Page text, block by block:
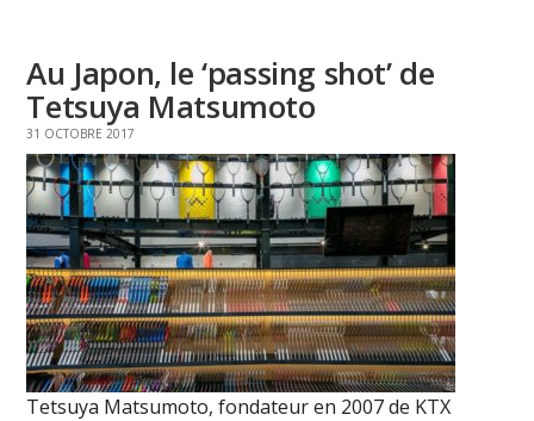
Au Japon, le ‘passing shot’ de
Tetsuya Matsumoto
31 OCTOBRE 2017
Tetsuya Matsumoto, fondateur en 2007 de KTX